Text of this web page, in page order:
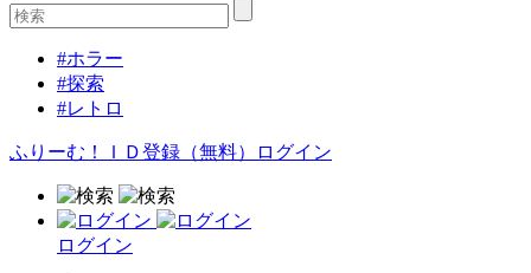
#ホラー
#探索
#レトロ
ふりーむ！ＩＤ登録（無料） ログイン
ログイン